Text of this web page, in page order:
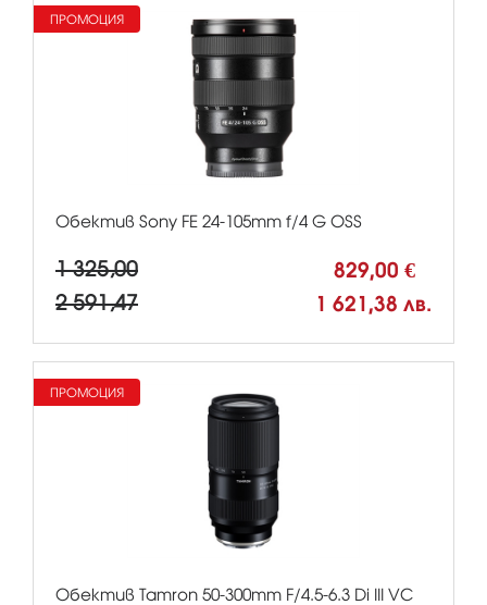
Обектив Sony FE 24-105mm f/4 G OSS
1 325,00 829,00 €
2 591,47 1 621,38 лв.
ПРОМОЦИЯ
Обектив Tamron 50-300mm F/4.5-6.3 Di III VC
ПРОМОЦИЯ